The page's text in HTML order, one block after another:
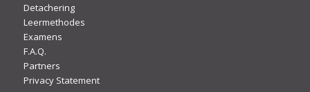
Detachering
Leermethodes
Examens
F.A.Q.
Partners
Privacy Statement